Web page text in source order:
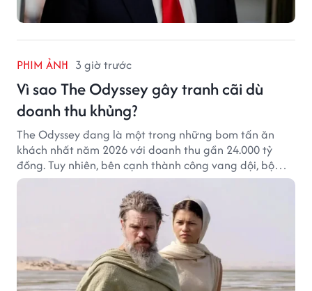
PHIM ẢNH 3 giờ trước
Vì sao The Odyssey gây tranh cãi dù
doanh thu khủng?
The Odyssey đang là một trong những bom tấn ăn
khách nhất năm 2026 với doanh thu gần 24.000 tỷ
đồng. Tuy nhiên, bên cạnh thành công vang dội, bộ
phim của Christopher Nolan cũng vấp phải không ít
tranh cãi từ khán giả.